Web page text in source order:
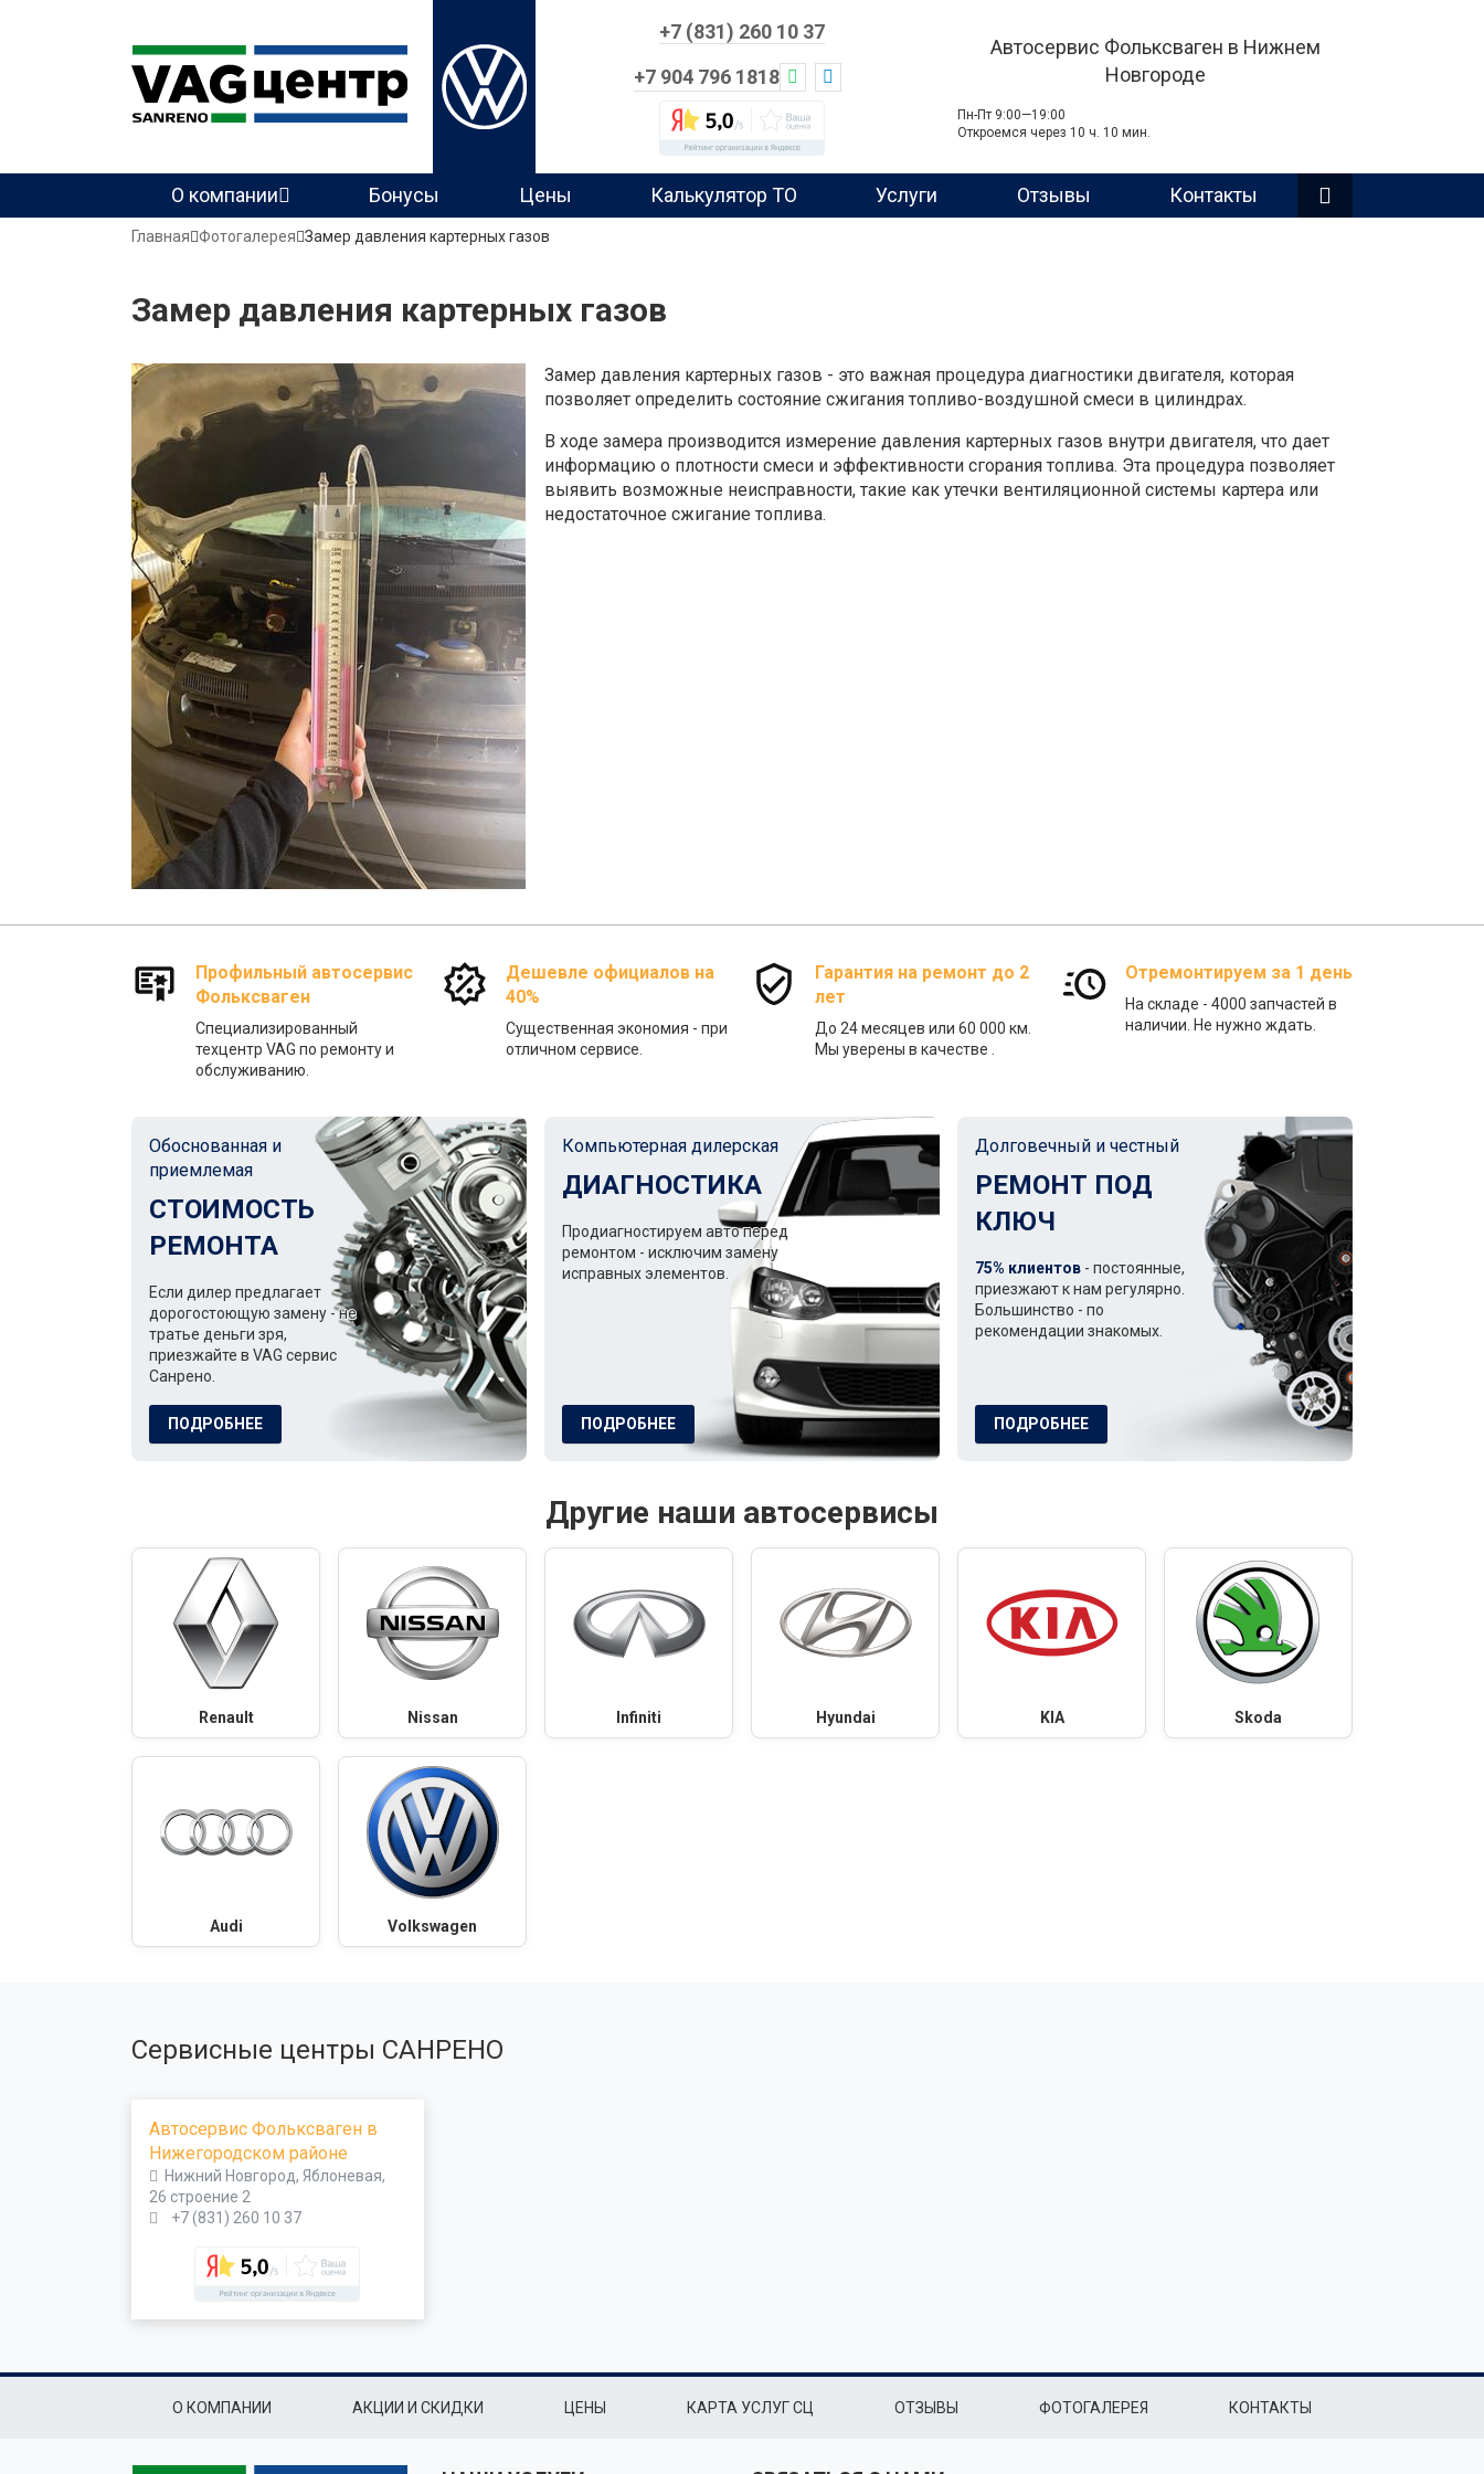
+7 (831) 260 10 37
+7 904 796 1818
Автосервис Фольксваген в Нижнем
Новгороде
Пн-Пт 9:00—19:00
Откроемся через 10 ч. 10 мин.
Основная
навигация
О компании Бонусы Цены Калькулятор ТО Услуги Отзывы Контакты
Строка
Главная Фотогалерея Замер давления картерных газов
Замер давления картерных газов
Замер давления картерных газов - это важная процедура диагностики двигателя, которая
позволяет определить состояние сжигания топливо-воздушной смеси в цилиндрах.
В ходе замера производится измерение давления картерных газов внутри двигателя, что дает
информацию о плотности смеси и эффективности сгорания топлива. Эта процедура позволяет
выявить возможные неисправности, такие как утечки вентиляционной системы картера или
недостаточное сжигание топлива.
Профильный автосервис
Фольксваген
Специализированный
техцентр VAG по ремонту и
обслуживанию.
Дешевле официалов на
40%
Существенная экономия - при
отличном сервисе.
Гарантия на ремонт до 2
лет
До 24 месяцев или 60 000 км.
Мы уверены в качестве .
Отремонтируем за 1 день
На складе - 4000 запчастей в
наличии. Не нужно ждать.
Обоснованная и
приемлемая
СТОИМОСТЬ
РЕМОНТА
Если дилер предлагает
дорогостоющую замену - не
тратье деньги зря,
приезжайте в VAG сервис
Санрено.
ПОДРОБНЕЕ
Компьютерная дилерская
ДИАГНОСТИКА
Продиагностируем авто перед
ремонтом - исключим замену
исправных элементов.
ПОДРОБНЕЕ
Долговечный и честный
РЕМОНТ ПОД
КЛЮЧ
75% клиентов - постоянные,
приезжают к нам регулярно.
Большинство - по
рекомендации знакомых.
ПОДРОБНЕЕ
Другие наши автосервисы
Renault Nissan Infiniti Hyundai KIA Skoda
Audi Volkswagen
Сервисные центры САНРЕНО
Автосервис Фольксваген в
Нижегородском районе
Нижний Новгород, Яблоневая,
26 строение 2
+7 (831) 260 10 37
О КОМПАНИИ АКЦИИ И СКИДКИ ЦЕНЫ КАРТА УСЛУГ СЦ ОТЗЫВЫ ФОТОГАЛЕРЕЯ КОНТАКТЫ